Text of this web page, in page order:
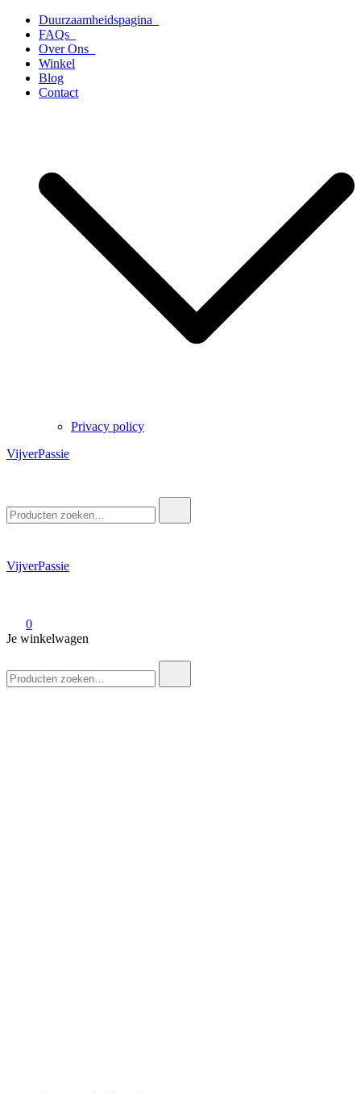
naar
inhoud
Duurzaamheidspagina
FAQs
Over Ons
Winkel
Blog
Contact
Privacy policy
VijverPassie
naar:
VijverPassie
0
Je winkelwagen
naar: